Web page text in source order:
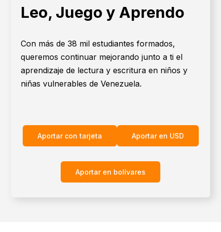
Leo, Juego y Aprendo
Con más de 38 mil estudiantes formados,
queremos continuar mejorando junto a ti el
aprendizaje de lectura y escritura en niños y
niñas vulnerables de Venezuela.
Aportar con tarjeta Aportar en USD
Aportar en bolívares